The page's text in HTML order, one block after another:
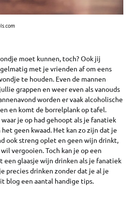
moet kunnen, toch? Ook jij
met je vrienden af om eens
te houden. Even de mannen
grappen en weer even als vanouds
worden er vaak alcoholische
en komt de borrelplank op tafel.
je op had gehoopt als je fanatiek
geen kwaad. Het kan zo zijn dat je
ook streng oplet en geen wijn drinkt,
vergooien. Toch kan je op een
een glaasje wijn drinken als je fanatiek
precies drinken zonder dat je al je
blog een aantal handige tips.